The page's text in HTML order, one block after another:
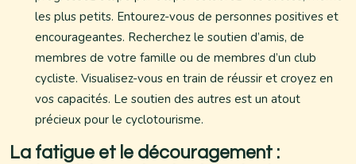
les plus petits. Entourez-vous de personnes positives et
encourageantes. Recherchez le soutien d’amis, de
membres de votre famille ou de membres d’un club
cycliste. Visualisez-vous en train de réussir et croyez en
vos capacités. Le soutien des autres est un atout
précieux pour le cyclotourisme.
La fatigue et le découragement :